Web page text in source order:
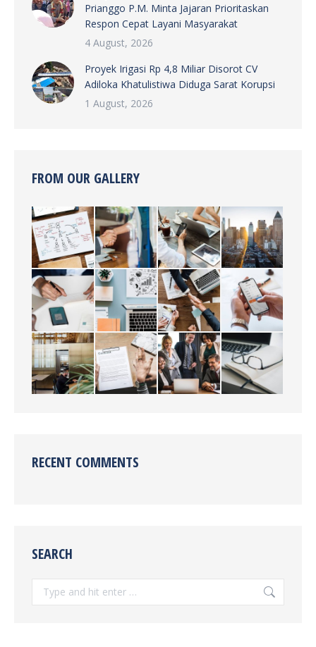
Prianggo P.M. Minta Jajaran Prioritaskan
Respon Cepat Layani Masyarakat
4 August, 2026
Proyek Irigasi Rp 4,8 Miliar Disorot CV
Adiloka Khatulistiwa Diduga Sarat Korupsi
1 August, 2026
FROM OUR GALLERY
RECENT COMMENTS
SEARCH
Search: